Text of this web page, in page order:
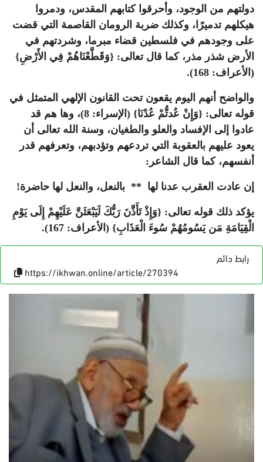
دولتهم من الوجود، وأحرقوا كتابهم المقدس، ودمروا
هيكلهم تدميرًا، وكذلك ضربة الرومان القاصمة التي قضت
على وجودهم في فلسطين قضاء مبرما، وشردتهم في
الأرض شذر مذر، كما قال تعالى: {وَقَطَّعْنَاهُمْ فِي الأَرْضِ}
(الأعراف: 168).
والواضح أنهم اليوم يقعون تحت القانون الإلهي المتمثل في
قوله تعالى: {وَإِنْ عُدتُّمْ عُدْنَا} (الإسراء: 8)، وها هم قد
عادوا إلى الإفساد والعلو والطغيان، وسنة الله تعالى أن
يعود عليهم بالعقوبة التي تردعهم وتؤدبهم، وتعرفهم قدر
أنفسهم، كما قال الشاعر:
إن عادت العقرب عدنا لها ** بالنعل، والنعل لها حاضرة!
يؤكد ذلك قوله تعالى: {وَإِذْ تَأَذَّنَ رَبُّكَ لَيَبْعَثَنَّ عَلَيْهِمْ إِلَى يَوْمِ
الْقِيَامَةِ مَن يَسُومُهُمْ سُوءَ الْعَذَابِ} (الأعراف: 167).
رابط دائم
https://ikhwan.online/article/270394